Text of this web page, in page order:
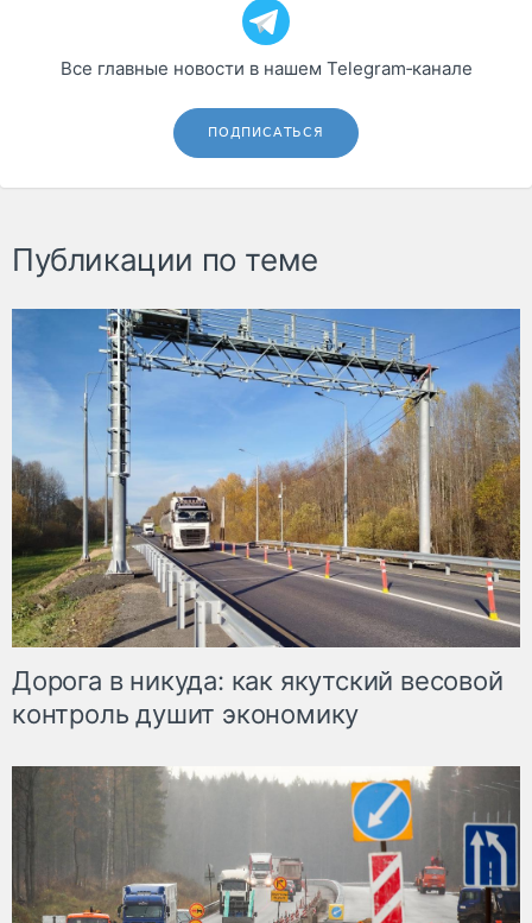
Все главные новости в нашем Telegram‑канале
ПОДПИСАТЬСЯ
Публикации по теме
Дорога в никуда: как якутский весовой
контроль душит экономику